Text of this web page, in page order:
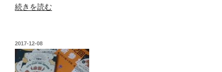
用
連
ん
“「赤
べ
な
い
続きを読む
投
日:
2017-12-08